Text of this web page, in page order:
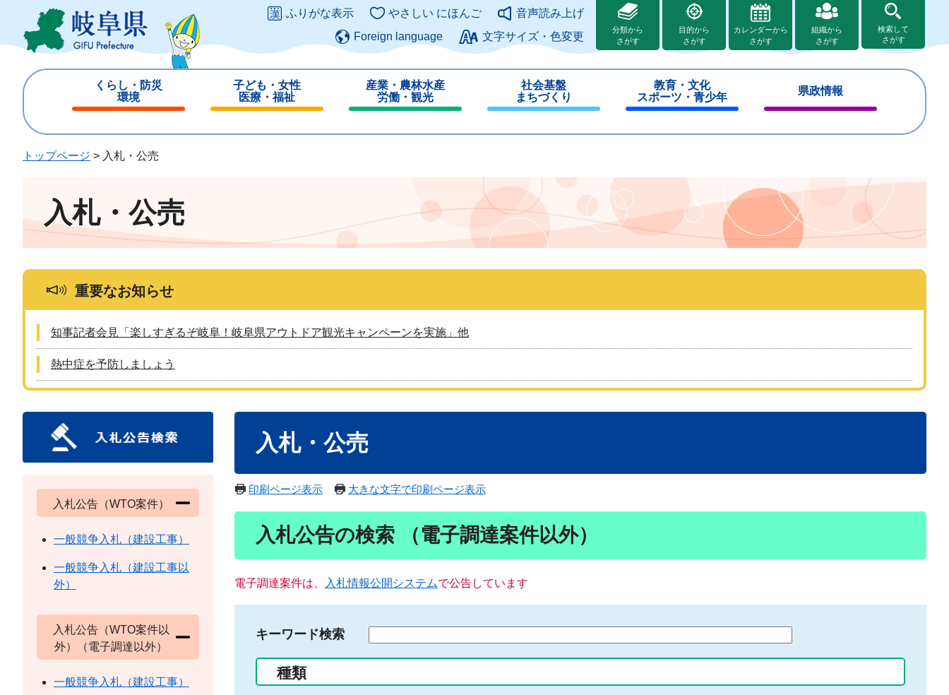
ジ
ュ
このページの本文へ
ふりがな表示 やさしい にほんご
音声読み上げ
Foreign language
文字サイズ・色変更
分類から
さがす
目的から
さがす
カレンダーから
さがす
組織から
さがす
検索して
さがす
くらし・防災
環境
じ
子ども・女性
医療・福祉
じ
産業・農林水産
労働・観光
じ
社会基盤
まちづくり
じ
教育・文化
スポーツ・青少年
じ
県政情報
じ
トップページ > 入札・公売
入札・公売
重要なお知らせ
知事記者会見「楽しすぎるぞ岐阜！岐阜県アウトドア観光キャンペーンを実施」他
熱中症を予防しましょう
入札・公売
印刷ページ表示 大きな文字で印刷ページ表示
入札公告の検索 （電子調達案件以外）
電子調達案件は、 入札情報公開システムで公告しています
キーワード検索
る
種類
入札公告（WTO案件）
一般競争入札（建設工事）
一般競争入札（建設工事以
外）
入札公告（WTO案件以
外）（電子調達以外）
一般競争入札（建設工事）